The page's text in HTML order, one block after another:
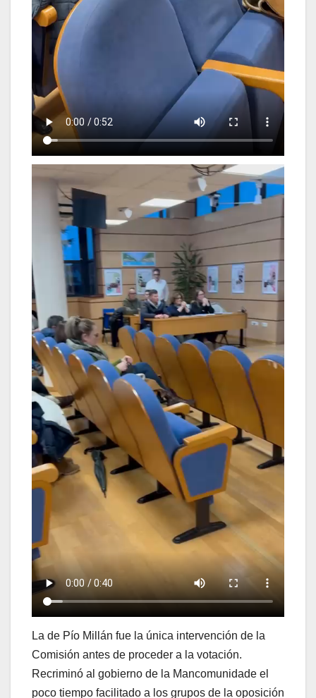
La de Pío Millán fue la única intervención de la
Comisión antes de proceder a la votación.
Recriminó al gobierno de la Mancomunidade el
poco tiempo facilitado a los grupos de la oposición